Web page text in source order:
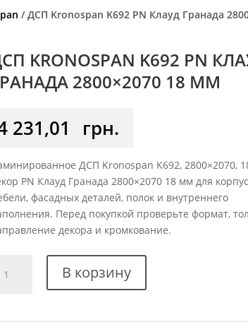
/ ДСП Kronospan K692 РN Клауд Гранада
KRONOSPAN K692 РN
2800×2070 18 ММ
231,01 грн.
ДСП Kronospan K692, 2800×2070,
РN Клауд Гранада 2800×2070 18 мм для
фасадных деталей, полок и внутреннего
Перед покупкой проверьте формат,
декора и кромкование.
В корзину